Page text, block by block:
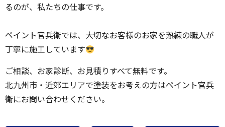
るのが、私たちの仕事です。
ペイント官兵衛では、大切なお客様のお家を熟練の職人が
丁寧に施工しています
ご相談、お家診断、お見積りすべて無料です。
北九州市・近郊エリアで塗装をお考えの方はペイント官兵
衛にお問い合わせください。